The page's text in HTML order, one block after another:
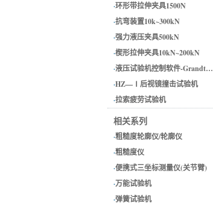
·环形带拉伸夹具1500N
·抗弯装置10k~300kN
·强力液压夹具500kN
·楔形拉伸夹具10kN~200kN
·液压试验机控制软件-Grandt…
·HZ—Ⅰ后视镜撞击试验机
·拉索疲劳试验机
相关系列
·粗糙度轮廓仪/轮廓仪
·粗糙度仪
·便携式三坐标测量仪(关节臂)
·万能试验机
·弹簧试验机